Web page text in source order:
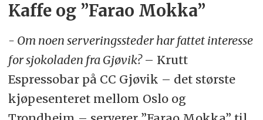
Kaffe og ”Farao Mokka”
- Om noen serveringssteder har fattet interesse
for sjokoladen fra Gjøvik? – Krutt
Espressobar på CC Gjøvik – det største
kjøpesenteret mellom Oslo og